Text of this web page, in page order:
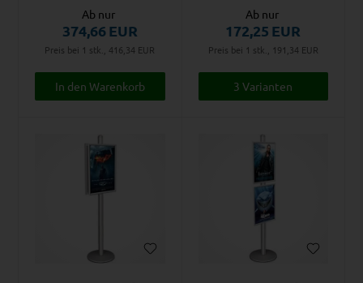
Ab nur
374,66EUR
Preis bei 1 stk., 416,34 EUR
Ab nur
172,25 EUR
Preis bei 1 stk., 191,34 EUR
3 Varianten